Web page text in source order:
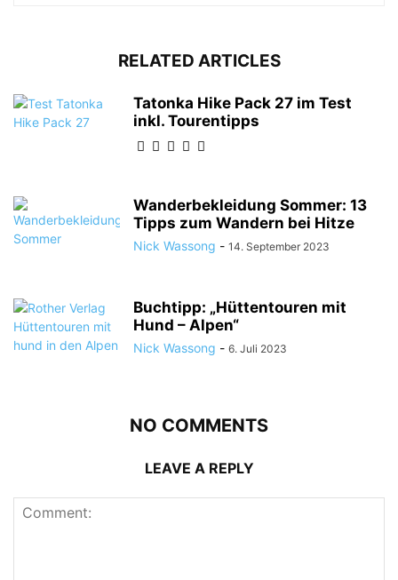
RELATED ARTICLES
Tatonka Hike Pack 27 im Test
inkl. Tourentipps
Wanderbekleidung Sommer: 13
Tipps zum Wandern bei Hitze
Nick Wassong - 14. September 2023
Buchtipp: „Hüttentouren mit
Hund – Alpen“
Nick Wassong - 6. Juli 2023
NO COMMENTS
LEAVE A REPLY